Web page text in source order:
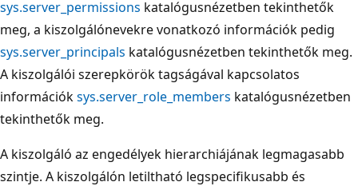
sys.server_permissions katalógusnézetben tekinthetők
meg, a kiszolgálónevekre vonatkozó információk pedig
sys.server_principals katalógusnézetben tekinthetők meg.
A kiszolgálói szerepkörök tagságával kapcsolatos
információksys.server_role_members katalógusnézetben
tekinthetők meg.
A kiszolgáló az engedélyek hierarchiájának legmagasabb
szintje. A kiszolgálón letiltható legspecifikusabb és